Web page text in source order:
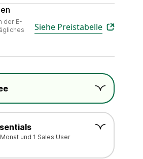
der E-
Siehe Preistabelle
und 1 Sales User